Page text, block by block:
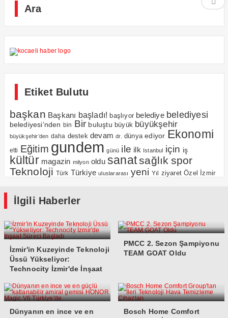
Ara
Etiket Bulutu
başkan Başkanı başladı! başlıyor belediye belediyesi
belediyesi’nden bin Bir buluştu büyük büyükşehir
büyükşehir’den daha destek devam dr. dünya ediyor Ekonomi
etti Eğitim gundem günü ile ilk Istanbul için iş
kültür magazin milyon oldu sanatsağlık spor
Teknoloji Türk Türkiye uluslararası yeni Yıl ziyaret Özel İzmir
İlgili Haberler
İzmir'in Kuzeyinde Teknoloji
Üssü Yükseliyor:
Technocity İzmir'de İnşaat
PMCC 2. Sezon Şampiyonu
TEAM GOAT Oldu
Dünyanın en ince ve en
Bosch Home Comfort